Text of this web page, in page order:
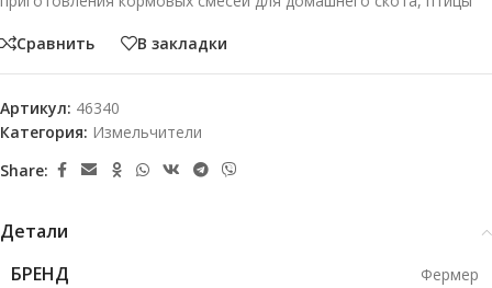
Сравнить В закладки
Артикул: 46340
Категория: Измельчители
Share:
Детали
БРЕНД
Фермер